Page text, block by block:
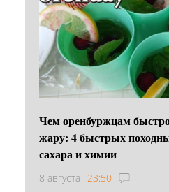
Чем оренбуржцам
жару: 4 быстрых
сахара и химии
8 августа 23:50